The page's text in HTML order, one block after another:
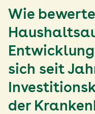
Wie
sich seit
der